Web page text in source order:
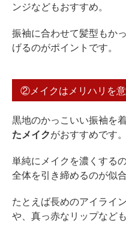
ンジなどもおすすめ。
振袖に合わせて髪型もか
げるのがポイントです。
②メイクはメリハリを
黒地のかっこいい振袖を
たメイクがおすすめです。
単純にメイクを濃くする
全体を引き締めるのが似
たとえば長めのアイライ
や、真っ赤なリップなど